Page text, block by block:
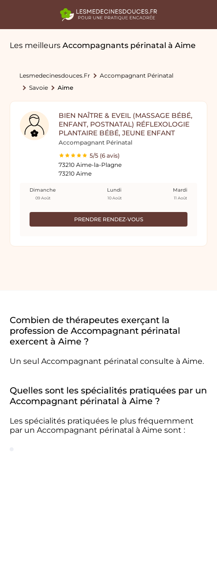
Les meilleurs Accompagnants périnatal à Aime
Lesmedecinesdouces.fr
Accompagnant Périnatal
Savoie
Aime
BIEN NAÎTRE & EVEIL (MASSAGE BÉBÉ,
ENFANT, POSTNATAL) RÉFLEXOLOGIE
PLANTAIRE BÉBÉ, JEUNE ENFANT
Accompagnant Périnatal
5/5 (6 avis)
73210 Aime-la-Plagne
73210 Aime
PRENDRE RENDEZ-VOUS
Dimanche
09 Août
Lundi
10 Août
Mardi
11 Août
Combien de thérapeutes exerçant la
profession de Accompagnant périnatal
exercent à Aime ?
Un seul Accompagnant périnatal consulte à Aime.
Quelles sont les spécialités pratiquées par un
Accompagnant périnatal à Aime ?
Les spécialités pratiquées le plus fréquemment
par un Accompagnant périnatal à Aime sont :